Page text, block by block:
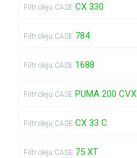
Filtr oleju CASE CX 330
Filtr oleju CASE 784
Filtr oleju CASE 1688
Filtr oleju CASE PUMA 200 CVX
Filtr oleju CASE CX 33 C
Filtr oleju CASE 75 XT